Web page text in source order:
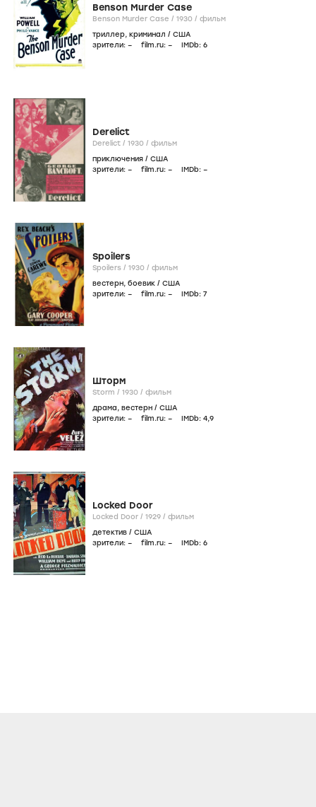
Benson Murder Case
Benson Murder Case / 1930 / фильм
триллер, криминал / США
зрители: – film.ru: – IMDb: 6
Derelict
Derelict / 1930 / фильм
приключения / США
зрители: – film.ru: – IMDb: –
Spoilers
Spoilers / 1930 / фильм
вестерн, боевик / США
зрители: – film.ru: – IMDb: 7
Шторм
Storm / 1930 / фильм
драма, вестерн / США
зрители: – film.ru: – IMDb: 4,9
Locked Door
Locked Door / 1929 / фильм
детектив / США
зрители: – film.ru: – IMDb: 6